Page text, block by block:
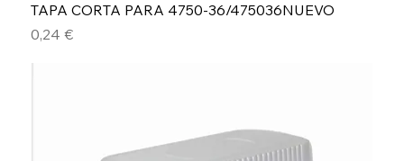
TAPA CORTA PARA 4750-36/475036NUEVO
Precio
0,24 €